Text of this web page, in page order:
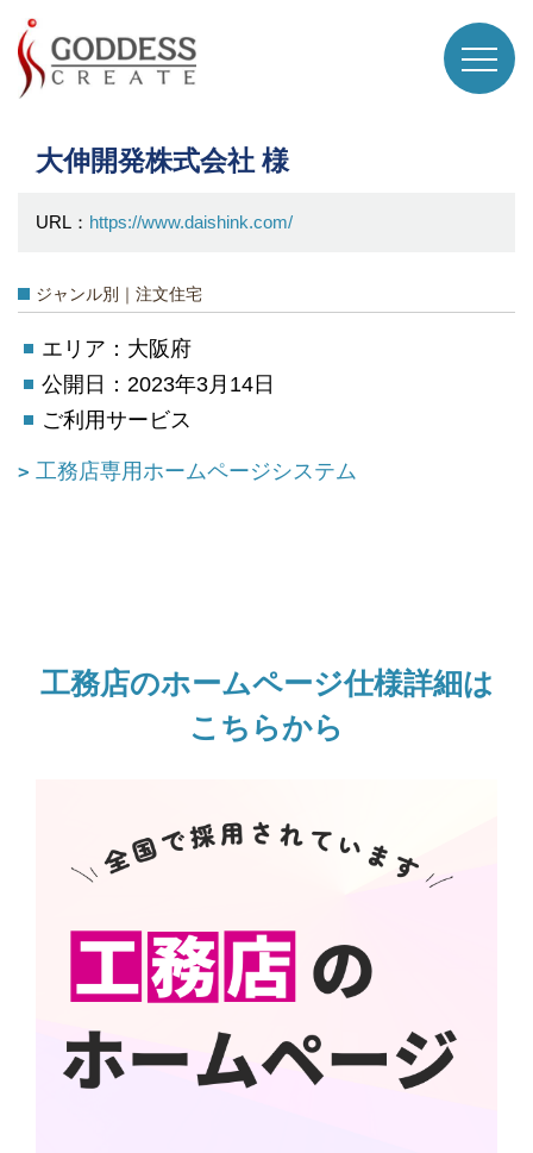
大伸開発株式会社 様
URL： https://www.daishink.com/
ジャンル別｜注文住宅
エリア：大阪府
公開日：2023年3月14日
ご利用サービス
工務店専用ホームページシステム
工務店のホームページ仕様詳細は
こちらから